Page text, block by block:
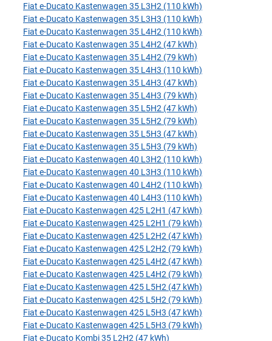
Fiat e-Ducato Kastenwagen 35 L3H2 (110 kWh)
Fiat e-Ducato Kastenwagen 35 L3H3 (110 kWh)
Fiat e-Ducato Kastenwagen 35 L4H2 (110 kWh)
Fiat e-Ducato Kastenwagen 35 L4H2 (47 kWh)
Fiat e-Ducato Kastenwagen 35 L4H2 (79 kWh)
Fiat e-Ducato Kastenwagen 35 L4H3 (110 kWh)
Fiat e-Ducato Kastenwagen 35 L4H3 (47 kWh)
Fiat e-Ducato Kastenwagen 35 L4H3 (79 kWh)
Fiat e-Ducato Kastenwagen 35 L5H2 (47 kWh)
Fiat e-Ducato Kastenwagen 35 L5H2 (79 kWh)
Fiat e-Ducato Kastenwagen 35 L5H3 (47 kWh)
Fiat e-Ducato Kastenwagen 35 L5H3 (79 kWh)
Fiat e-Ducato Kastenwagen 40 L3H2 (110 kWh)
Fiat e-Ducato Kastenwagen 40 L3H3 (110 kWh)
Fiat e-Ducato Kastenwagen 40 L4H2 (110 kWh)
Fiat e-Ducato Kastenwagen 40 L4H3 (110 kWh)
Fiat e-Ducato Kastenwagen 425 L2H1 (47 kWh)
Fiat e-Ducato Kastenwagen 425 L2H1 (79 kWh)
Fiat e-Ducato Kastenwagen 425 L2H2 (47 kWh)
Fiat e-Ducato Kastenwagen 425 L2H2 (79 kWh)
Fiat e-Ducato Kastenwagen 425 L4H2 (47 kWh)
Fiat e-Ducato Kastenwagen 425 L4H2 (79 kWh)
Fiat e-Ducato Kastenwagen 425 L5H2 (47 kWh)
Fiat e-Ducato Kastenwagen 425 L5H2 (79 kWh)
Fiat e-Ducato Kastenwagen 425 L5H3 (47 kWh)
Fiat e-Ducato Kastenwagen 425 L5H3 (79 kWh)
Fiat e-Ducato Kombi 35 L2H2 (47 kWh)